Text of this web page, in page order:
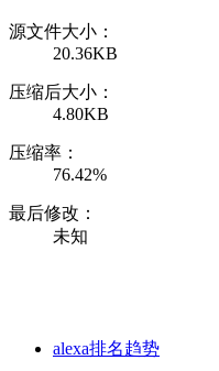
源文件大小：
20.36KB
压缩后大小：
4.80KB
压缩率：
76.42%
最后修改：
未知
alexa排名趋势